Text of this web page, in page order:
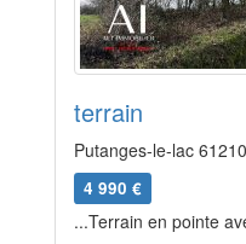
terrain
Putanges-le-lac
4 990 €
...Terrain en pointe